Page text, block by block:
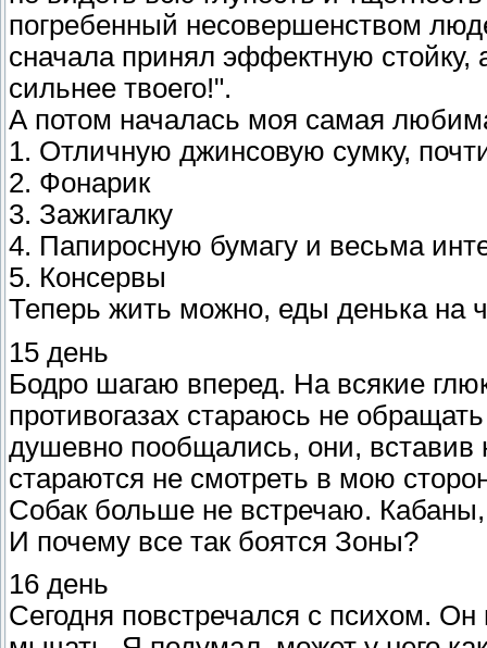
погребенный несовершенством
сначала принял эффектную
сильнее твоего!".
А потом началась моя самая
1. Отличную джинсовую сумку,
2. Фонарик
3. Зажигалку
4. Папиросную бумагу и весьма
5. Консервы
Теперь жить можно, еды денька на
15 день
Бодро шагаю вперед. На всякие
противогазах стараюсь не
душевно пообщались, они, вставив
стараются не смотреть в мою
Собак больше не встречаю.
И почему все так боятся Зоны?
16 день
Сегодня повстречался с психом.